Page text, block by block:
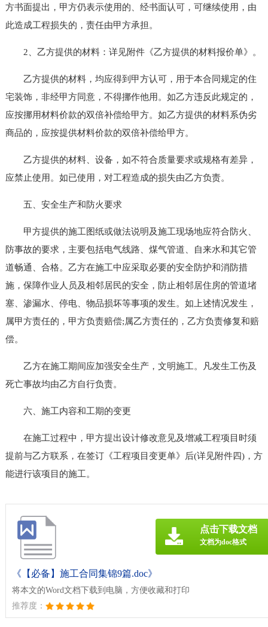
方书面提出，甲方仍表示使用的、经书面认可，可继续使用，由
此造成工程损失的，责任由甲方承担。
2、乙方提供的材料：详见附件《乙方提供的材料报价单》。
乙方提供的材料，均应得到甲方认可，用于本合同规定的住
宅装饰，非经甲方同意，不得挪作他用。如乙方违反此规定的，
应按挪用材料价款的双倍补偿给甲方。如乙方提供的材料系伪劣
商品的，应按提供材料价款的双倍补偿给甲方。
乙方提供的材料、设备，如不符合质量要求或规格有差异，
应禁止使用。如已使用，对工程造成的损失由乙方负责。
五、安全生产和防火要求
甲方提供的施工图纸或做法说明及施工现场地应符合防火、
防事故的要求，主要包括电气线路、煤气管道、自来水和其它管
道畅通、合格。乙方在施工中应采取必要的安全防护和消防措
施，保障作业人员及相邻居民的安全，防止相邻居住房的管道堵
塞、渗漏水、停电、物品损坏等事项的发生。如上述情况发生，
属甲方责任的，甲方负责赔偿;属乙方责任的，乙方负责修复和赔
偿。
乙方在施工期间应加强安全生产，文明施工。凡发生工伤及
死亡事故均由乙方自行负责。
六、施工内容和工期的变更
在施工过程中，甲方提出设计修改意见及增减工程项目时须
提前与乙方联系，在签订《工程项目变更单》后(详见附件四)，方
能进行该项目的施工。
《【必备】施工合同集锦9篇.doc》
将本文的Word文档下载到电脑，方便收藏和打印
推荐度：
点击下载文档
文档为doc格式